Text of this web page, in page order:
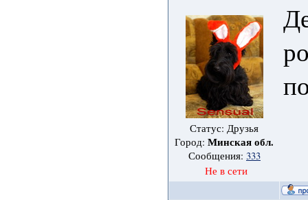
Статус: Друзья
Город:Минская обл.
Сообщения: 333
Не в сети